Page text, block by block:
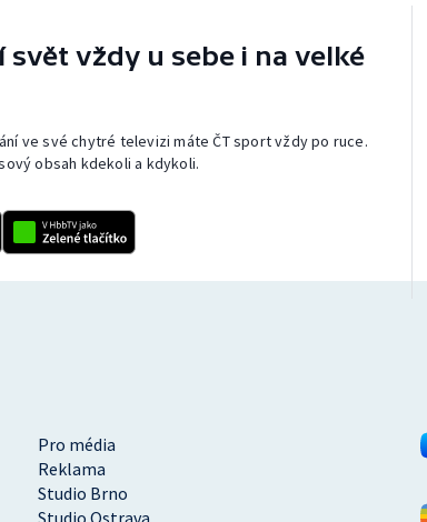
vždy u sebe i na velké
ve své chytré televizi máte ČT sport vždy po ruce.
obsah kdekoli a kdykoli.
Pro média
Reklama
Studio Brno